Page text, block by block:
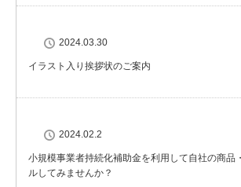
2024.03.30
イラスト入り挨拶状のご案内
2024.02.2
小規模事業者持続化補助金を利用して自社の商品
ルしてみませんか？